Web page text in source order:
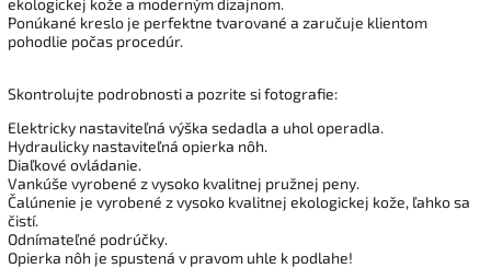
Ponúkané kreslo je perfektne tvarované a zaručuje klientom
pohodlie počas procedúr.
Skontrolujte podrobnosti a pozrite si fotografie:
Elektricky nastaviteľná výška sedadla a uhol operadla.
Hydraulicky nastaviteľná opierka nôh.
Diaľkové ovládanie.
Vankúše vyrobené z vysoko kvalitnej pružnej peny.
Čalúnenie je vyrobené z vysoko kvalitnej ekologickej kože, ľahko sa
čistí.
Odnímateľné podrúčky.
Opierka nôh je spustená v pravom uhle k podlahe!